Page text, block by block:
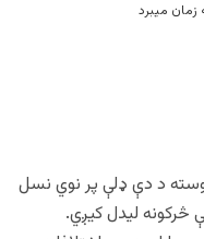
د دې ډلې پر نوي نسل
څرکونه لیدل کیږي.